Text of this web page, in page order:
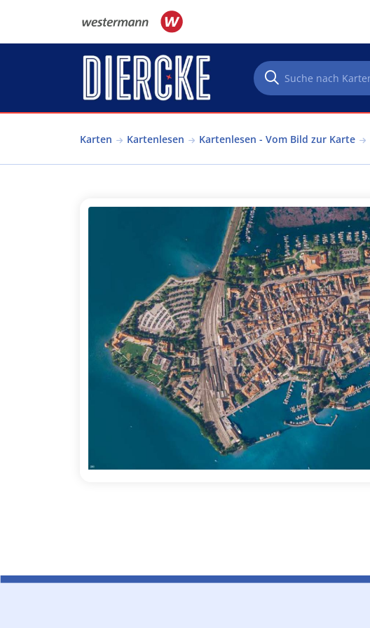
Karten Kartenlesen Kartenlesen - Vom Bild zur Karte